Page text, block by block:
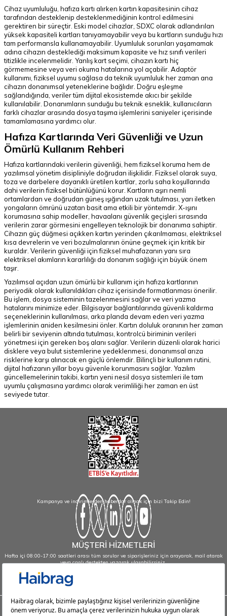
Cihaz uyumluluğu, hafıza kartı alırken kartın kapasitesinin cihaz
tarafından desteklenip desteklenmediğinin kontrol edilmesini
gerektiren bir süreçtir. Eski model cihazlar, SDXC olarak adlandırılan
yüksek kapasiteli kartları tanıyamayabilir veya bu kartların sunduğu hızı
tam performansla kullanamayabilir. Uyumluluk sorunları yaşamamak
adına cihazın desteklediği maksimum kapasite ve hız sınıfı verileri
titizlikle incelenmelidir. Yanlış kart seçimi, cihazın kartı hiç
görmemesine veya veri okuma hatalarına yol açabilir. Adaptör
kullanımı, fiziksel uyumu sağlasa da teknik uyumluluk her zaman ana
cihazın donanımsal yeteneklerine bağlıdır. Doğru eşleşme
sağlandığında, veriler tüm dijital ekosistemde akıcı bir şekilde
kullanılabilir. Donanımların sunduğu bu teknik esneklik, kullanıcıların
farklı cihazlar arasında dosya taşıma işlemlerini saniyeler içerisinde
tamamlamasına yardımcı olur.
Hafıza Kartlarında Veri Güvenliği ve Uzun
Ömürlü Kullanım Rehberi
Hafıza kartlarındaki verilerin güvenliği, hem fiziksel koruma hem de
yazılımsal yönetim disipliniyle doğrudan ilişkilidir. Fiziksel olarak suya,
toza ve darbelere dayanıklı üretilen kartlar, zorlu saha koşullarında
dahi verilerin fiziksel bütünlüğünü korur. Kartların aşırı nemli
ortamlardan ve doğrudan güneş ışığından uzak tutulması, yarı iletken
yongaların ömrünü uzatan basit ama etkili bir yöntemdir. X-ışını
korumasına sahip modeller, havaalanı güvenlik geçişleri sırasında
verilerin zarar görmesini engelleyen teknolojik bir donanıma sahiptir.
Cihazın güç düğmesi açıkken kartın yerinden çıkarılmaması, elektriksel
kısa devrelerin ve veri bozulmalarının önüne geçmek için kritik bir
kuraldır. Verilerin güvenliği için fiziksel muhafazanın yanı sıra
elektriksel akımların kararlılığı da donanım sağlığı için büyük önem
taşır.
Yazılımsal açıdan uzun ömürlü bir kullanım için hafıza kartlarının
periyodik olarak kullanıldıkları cihaz içerisinde formatlanması önerilir.
Bu işlem, dosya sisteminin tazelenmesini sağlar ve veri yazma
hatalarını minimize eder. Bilgisayar bağlantılarında güvenli kaldırma
seçeneklerinin kullanılması, arka planda devam eden veri yazma
işlemlerinin aniden kesilmesini önler. Kartın doluluk oranının her zaman
belirli bir seviyenin altında tutulması, kontrolcü biriminin verileri
yönetmesi için gereken boş alanı sağlar. Verilerin düzenli olarak harici
disklere veya bulut sistemlerine yedeklenmesi, donanımsal arıza
risklerine karşı alınacak en güçlü önlemdir. Bilinçli bir kullanım rutini,
dijital hafızanın yıllar boyu güvenle korunmasını sağlar. Yazılım
güncellemelerinin takibi, kartın yeni nesil dosya sistemleri ile tam
uyumlu çalışmasına yardımcı olarak verimliliği her zaman en üst
seviyede tutar.
Kampanya ve indirimlerden haberdar olmak için bizi Takip Edin!
MÜŞTERİ HİZMETLERİ
Hafta içi 08:00-17:00 saatleri arası tüm sorular ve siparişleriniz için arayarak, mail atarak
veya canlı destekten yazarak ulaşabilirsiniz.
info@haibrag.com - 0850 532 43 23
Haibrag.com